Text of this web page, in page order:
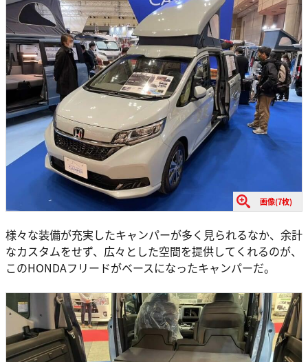
画像(7枚)
様々な装備が充実したキャンパーが多く見られるなか、余計
なカスタムをせず、広々とした空間を提供してくれるのが、
このHONDAフリードがベースになったキャンパーだ。